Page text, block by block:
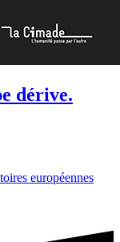
dérive.
européennes